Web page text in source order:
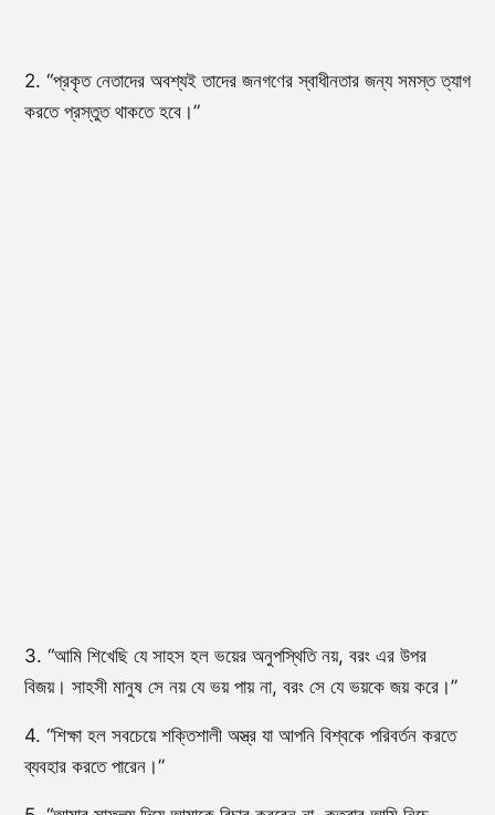
2. “প্রকৃত নেতাদের অবশ্যই তাদের জনগণের স্বাধীনতার জন্য সমস্ত ত্যাগ
করতে প্রস্তুত থাকতে হবে।”
3. “আমি শিখেছি যে সাহস হল ভয়ের অনুপস্থিতি নয়, বরং এর উপর
বিজয়। সাহসী মানুষ সে নয় যে ভয় পায় না, বরং সে যে ভয়কে জয় করে।”
4. “শিক্ষা হল সবচেয়ে শক্তিশালী অস্ত্র যা আপনি বিশ্বকে পরিবর্তন করতে
ব্যবহার করতে পারেন।”